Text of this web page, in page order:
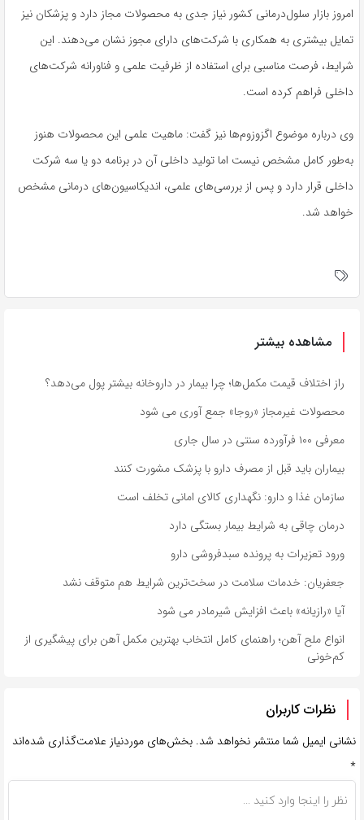
امروز بازار سلول‌درمانی کشور نیاز جدی به محصولات مجاز دارد و پزشکان نیز
تمایل بیشتری به همکاری با شرکت‌های دارای مجوز نشان می‌دهند. این
شرایط، فرصت مناسبی برای استفاده از ظرفیت علمی و فناورانه شرکت‌های
داخلی فراهم کرده است.
وی درباره موضوع اگزوزوم‌ها نیز گفت: ماهیت علمی این محصولات هنوز
به‌طور کامل مشخص نیست اما تولید داخلی آن در برنامه دو یا سه شرکت
داخلی قرار دارد و پس از بررسی‌های علمی، اندیکاسیون‌های درمانی مشخص
خواهد شد.
مشاهده بیشتر
راز اختلاف قیمت مکمل‌ها؛ چرا بیمار در داروخانه بیشتر پول می‌دهد؟
محصولات غیرمجاز «روجا» جمع آوری می شود
معرفی ۱۰۰ فرآورده سنتی در سال جاری
بیماران باید قبل از مصرف دارو با پزشک مشورت کنند
سازمان غذا و دارو: نگهداری کالای امانی تخلف است
درمان چاقی به شرایط بیمار بستگی دارد
ورود تعزیرات به پرونده سبدفروشی دارو
جعفریان: خدمات سلامت در سخت‌ترین شرایط هم متوقف نشد
آیا «رازیانه» باعث افزایش شیرمادر می شود
انواع ملح آهن؛ راهنمای کامل انتخاب بهترین مکمل آهن برای پیشگیری از
کم‌خونی
نظرات کاربران
نشانی ایمیل شما منتشر نخواهد شد. بخش‌های موردنیاز علامت‌گذاری شده‌اند
*